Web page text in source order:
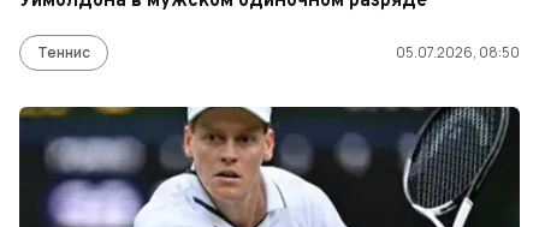
Теннис 05.07.2026, 08:50